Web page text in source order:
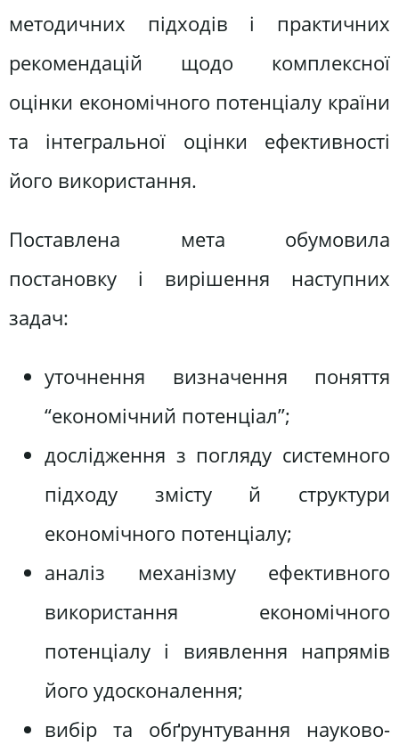
методичних підходів і практичних
рекомендацій щодо комплексної
оцінки економічного потенціалу країни
та інтегральної оцінки ефективності
його використання.
Поставлена мета обумовила
постановку і вирішення наступних
задач:
уточнення визначення поняття
“економічний потенціал”;
дослідження з погляду системного
підходу змісту й структури
економічного потенціалу;
аналіз механізму ефективного
використання економічного
потенціалу і виявлення напрямів
його удосконалення;
вибір та обґрунтування науково-